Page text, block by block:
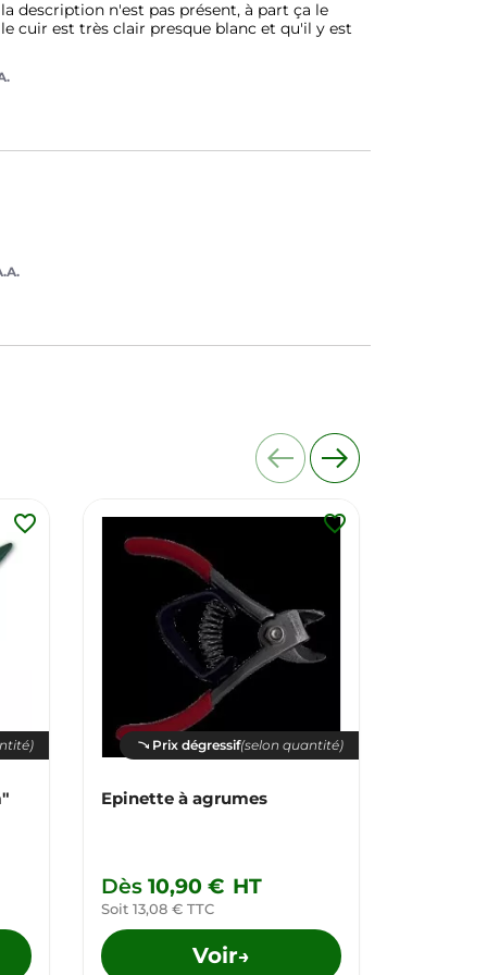
description n'est pas présent, à part ça le
cuir est très clair presque blanc et qu'il y est
favorite_border
Prix dégressif(selon quantité)
Epinette à agrumes
Dès 10,90 € HT
Soit 13,08 € TTC
Voir→
favorite_border